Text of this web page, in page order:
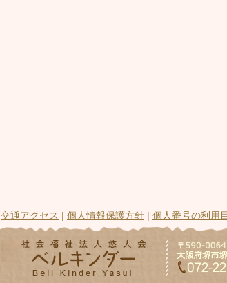
交通アクセス | 個人情報保護方針 | 個人番号の利用